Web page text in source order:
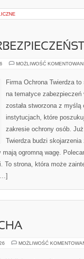
MOŻLIWOŚĆ
Firma Ochrona Twierdza
na tematyce
została stworzona z
instytucjach, które
zakresie ochrony osób.
Twierdza budzi
ogromną wagę.
To strona, która może
MOŻLIWOŚĆ